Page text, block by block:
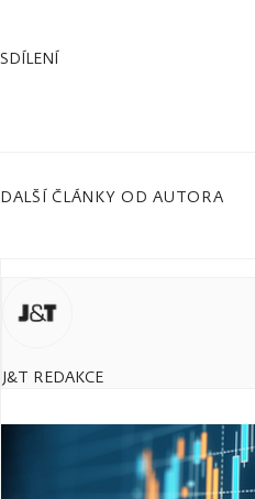
SDÍLENÍ
DALŠÍ ČLÁNKY OD AUTORA
J&T REDAKCE